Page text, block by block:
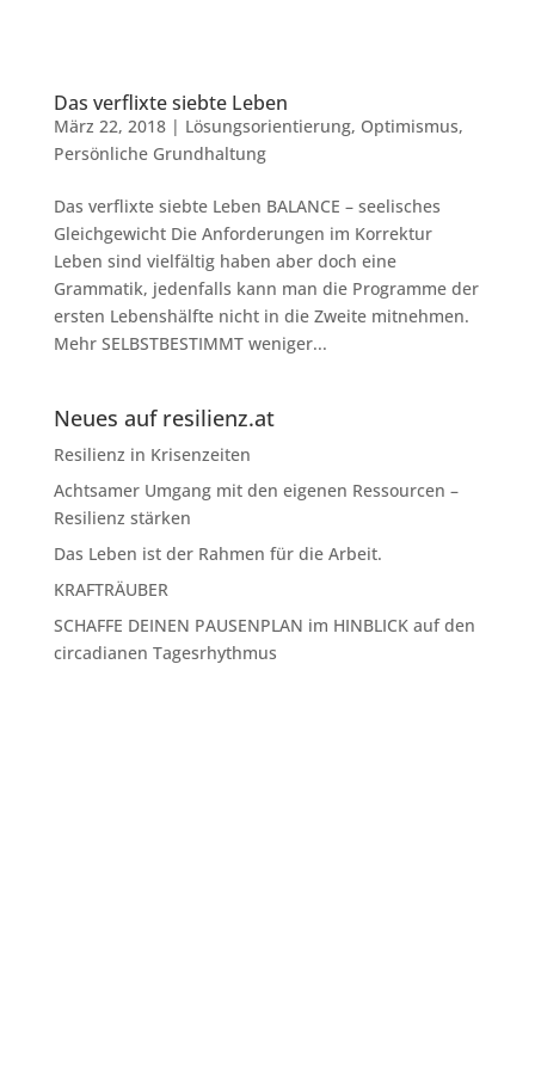
Das verflixte siebte Leben
März 22, 2018| Lösungsorientierung, Optimismus,
Persönliche Grundhaltung
Das verflixte siebte Leben BALANCE – seelisches
Gleichgewicht Die Anforderungen im Korrektur
Leben sind vielfältig haben aber doch eine
Grammatik, jedenfalls kann man die Programme der
ersten Lebenshälfte nicht in die Zweite mitnehmen.
Mehr SELBSTBESTIMMT weniger...
Neues auf resilienz.at
Resilienz in Krisenzeiten
Achtsamer Umgang mit den eigenen Ressourcen –
Resilienz stärken
Das Leben ist der Rahmen für die Arbeit.
KRAFTRÄUBER
SCHAFFE DEINEN PAUSENPLAN im HINBLICK auf den
circadianen Tagesrhythmus